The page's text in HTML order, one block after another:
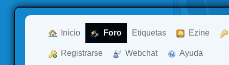
Inicio Foro Etiquetas Ezine
Registrarse Webchat Ayuda